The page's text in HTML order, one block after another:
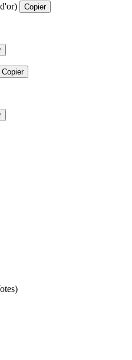
Copier
Copier